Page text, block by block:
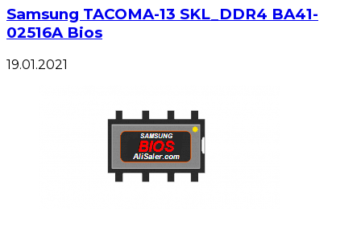
Samsung TACOMA-13 SKL_DDR4 BA41-
02516A Bios
19.01.2021